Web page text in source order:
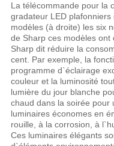
La télécommande pour la
gradateur LED
modèles (à droite) les six
de Sharp ces modèles
Sharp dit réduire la
cent. Par exemple, la
programme d`éclairage
couleur et la luminosité
lumière du jour blanche
chaud dans la soirée pour
luminaires économes en
rouille, à la corrosion, à
Ces luminaires élégants